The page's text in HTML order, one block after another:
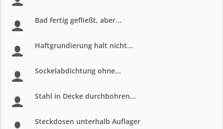
Bad fertig gefließt, aber...
Haftgrundierung halt nicht...
Sockelabdichtung ohne...
Stahl in Decke durchbohren...
Steckdosen unterhalb Auflager